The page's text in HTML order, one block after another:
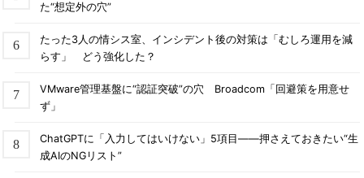
た“想定外の穴”
たった3人の情シス室、インシデント後の対策は「むしろ運用を減
らす」 どう強化した？
VMware管理基盤に“認証突破”の穴 Broadcom「回避策を用意せ
ず」
ChatGPTに「入力してはいけない」5項目――押さえておきたい“生
成AIのNGリスト”